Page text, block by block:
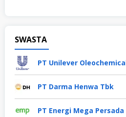
SWASTA
PT Unilever
PT Darma Henwa Tbk
PT Energi Mega